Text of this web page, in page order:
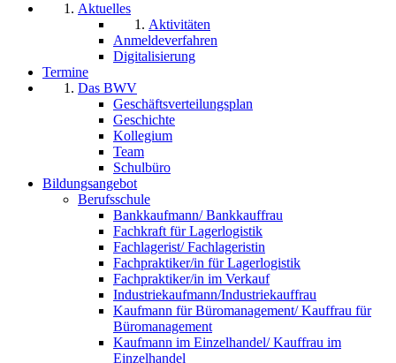
Aktuelles
Aktivitäten
Anmeldeverfahren
Digitalisierung
Termine
Das BWV
Geschäftsverteilungsplan
Geschichte
Kollegium
Team
Schulbüro
Bildungsangebot
Berufsschule
Bankkaufmann/ Bankkauffrau
Fachkraft für Lagerlogistik
Fachlagerist/ Fachlageristin
Fachpraktiker/in für Lagerlogistik
Fachpraktiker/in im Verkauf
Industriekaufmann/Industriekauffrau
Kaufmann für Büromanagement/ Kauffrau für
Büromanagement
Kaufmann im Einzelhandel/ Kauffrau im
Einzelhandel